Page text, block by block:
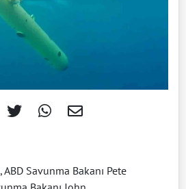
Savunma Bakanı Pete